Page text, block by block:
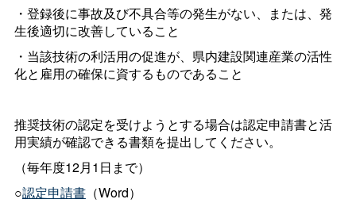
・登録後に事故及び不具合等の発生がない、または、発
生後適切に改善していること
・当該技術の利活用の促進が、県内建設関連産業の活性
化と雇用の確保に資するものであること
推奨技術の認定を受けようとする場合は認定申請書と活
用実績が確認できる書類を提出してください。
（毎年度12月1日まで）
○認定申請書（Word）